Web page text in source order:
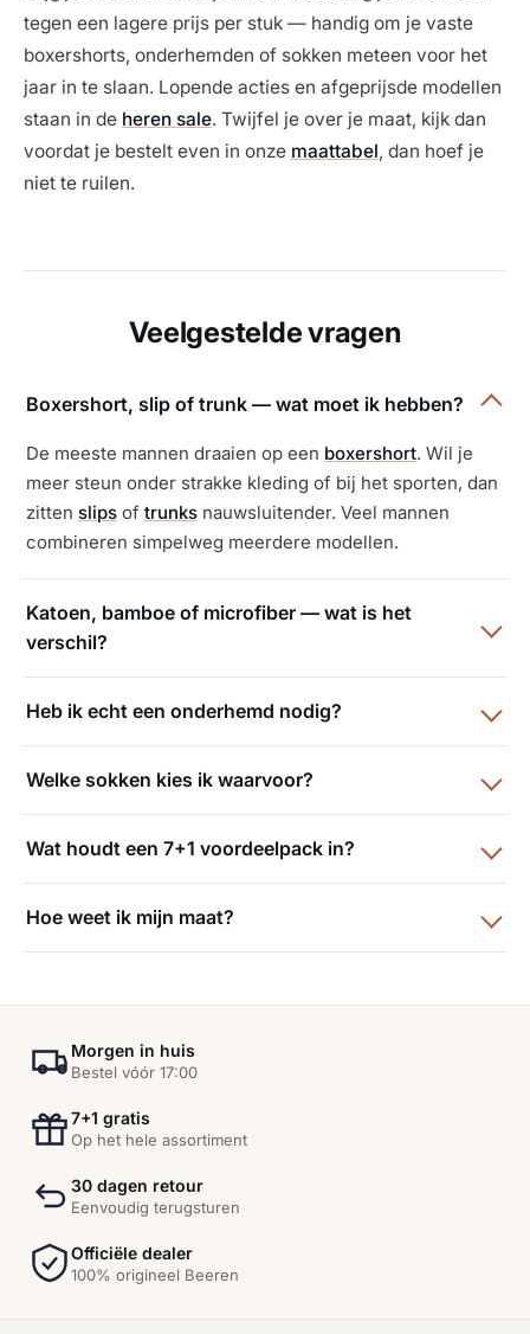
tegen een lagere prijs per stuk — handig om je vaste
boxershorts, onderhemden of sokken meteen voor het
jaar in te slaan. Lopende acties en afgeprijsde modellen
staan in de heren sale. Twijfel je over je maat, kijk dan
voordat je bestelt even in onze maattabel, dan hoef je
niet te ruilen.
Veelgestelde vragen
Boxershort, slip of trunk — wat moet ik hebben?
De meeste mannen draaien op een boxershort. Wil je
meer steun onder strakke kleding of bij het sporten, dan
zitten slips of trunks nauwsluitender. Veel mannen
combineren simpelweg meerdere modellen.
Katoen, bamboe of microfiber — wat is het
verschil?
Heb ik echt een onderhemd nodig?
Welke sokken kies ik waarvoor?
Wat houdt een 7+1 voordeelpack in?
Hoe weet ik mijn maat?
Morgen in huis
Bestel vóór 17:00
7+1 gratis
Op het hele assortiment
30 dagen retour
Eenvoudig terugsturen
Officiële dealer
100% origineel Beeren